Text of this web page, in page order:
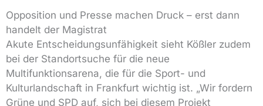
Opposition und Presse machen Druck – erst dann
handelt der Magistrat
Akute Entscheidungsunfähigkeit sieht Kößler zudem
bei der Standortsuche für die neue
Multifunktionsarena, die für die Sport- und
Kulturlandschaft in Frankfurt wichtig ist. „Wir fordern
Grüne und SPD auf, sich bei diesem Projekt